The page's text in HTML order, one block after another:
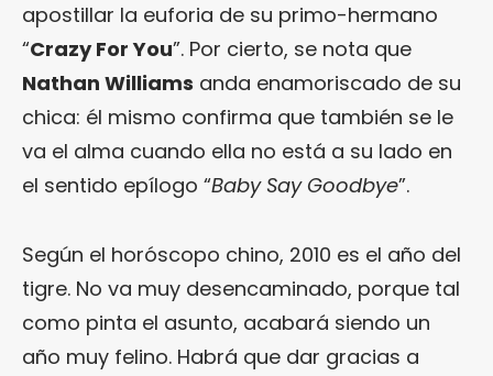
apostillar la euforia de su primo-hermano
“Crazy For You”. Por cierto, se nota que
Nathan Williams anda enamoriscado de su
chica: él mismo confirma que también se le
va el alma cuando ella no está a su lado en
el sentido epílogo “Baby Say Goodbye”.
Según el horóscopo chino, 2010 es el año del
tigre. No va muy desencaminado, porque tal
como pinta el asunto, acabará siendo un
año muy felino. Habrá que dar gracias a